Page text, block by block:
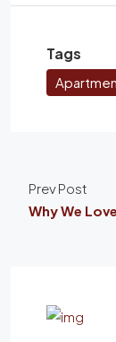
Tags
Prev Post
Why We